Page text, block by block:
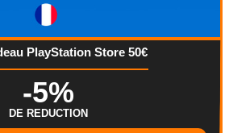
PlayStation Store 50€
-5%
DE REDUCTION